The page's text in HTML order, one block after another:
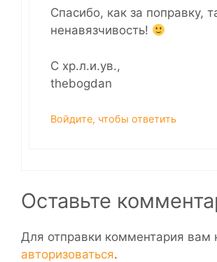
Спасибо, как за поправку,
ненавязчивость!
С хр.л.и.ув.,
thebogdan
Войдите, чтобы ответить
Оставьте
Для отправки комментария вам
авторизоваться.